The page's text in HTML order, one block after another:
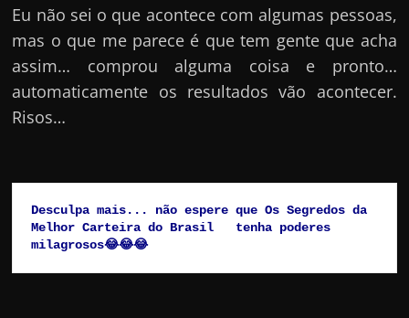
Eu não sei o que acontece com algumas pessoas,
mas o que me parece é que tem gente que acha
assim… comprou alguma coisa e pronto…
automaticamente os resultados vão acontecer.
Risos…
Desculpa mais... não espere que Os Segredos da
Melhor Carteira do Brasil   tenha poderes
milagrosos😂😂😂